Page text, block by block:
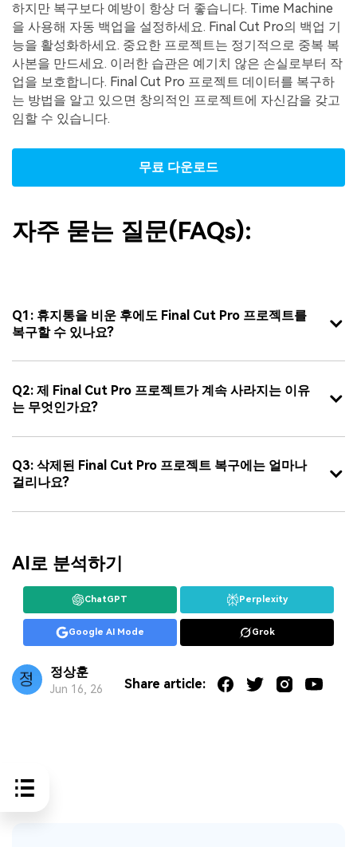
하지만 복구보다 예방이 항상 더 좋습니다. Time Machine
을 사용해 자동 백업을 설정하세요. Final Cut Pro의 백업 기
능을 활성화하세요. 중요한 프로젝트는 정기적으로 중복 복
사본을 만드세요. 이러한 습관은 예기치 않은 손실로부터 작
업을 보호합니다. Final Cut Pro 프로젝트 데이터를 복구하
는 방법을 알고 있으면 창의적인 프로젝트에 자신감을 갖고
임할 수 있습니다.
무료 다운로드
자주 묻는 질문(FAQs):
Q1: 휴지통을 비운 후에도 Final Cut Pro 프로젝트를
복구할 수 있나요?
Q2: 제 Final Cut Pro 프로젝트가 계속 사라지는 이유
는 무엇인가요?
Q3: 삭제된 Final Cut Pro 프로젝트 복구에는 얼마나
걸리나요?
AI로 분석하기
ChatGPT Perplexity
Google AI Mode Grok
정상훈
Jun 16, 26 Share article: